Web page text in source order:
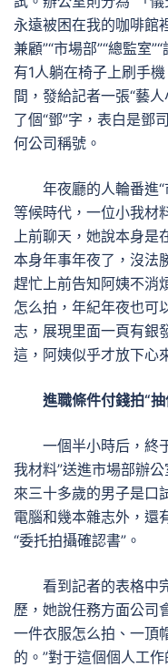
永遠被困在我的咖啡館
兼顧”“市場部”“總監室
有1人躺在椅子上刷手
間，發給記者一張“藝
了個“鄧”字，表白是鄧
何公司稱號。
年夜廳的人輪番進
等候時代，一位小我材
上前聊天，她說本身是
本身年事年夜了，沒法
趕忙上前告知阿姨不消
怎么拍，年紀年夜也可
志，展現里面一頁有銀
這，阿姨似乎才放下心
進職條件付錢拍“抽
一個半小時后，終
我材料”送進市場部辦
來三十多歲的男子是口
電腦和幾本雜志外，還
“委托拍攝確認書”。
看到記者的表格中
歷，她說任務方面公司
一件衣服怎么拍、一頂
的。”對于這個個人工